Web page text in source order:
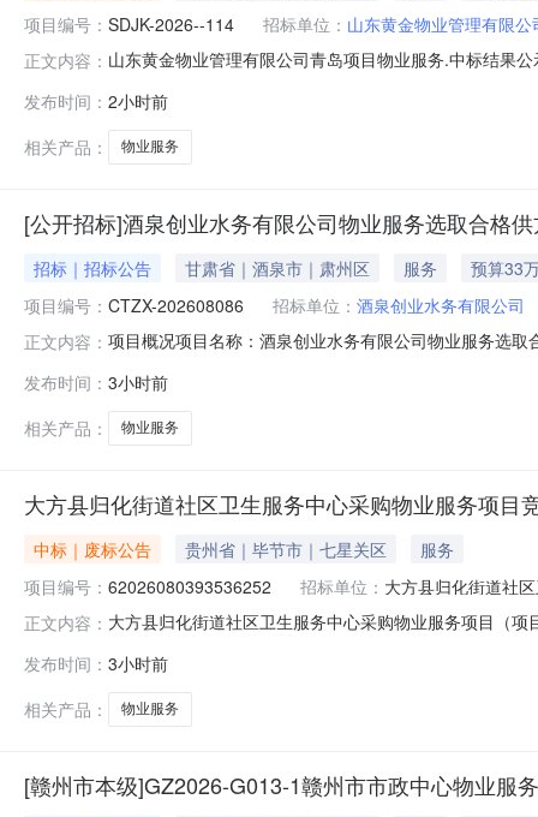
项目编号： SDJK-2026--114 招标单位： 山东黄金物业管理有限公
正文内容： 山东黄金物业管理有限公司青岛项目物业服务.中标结果
标段名称成交金额1睿宇宏森（山东）企业运营管理有限
发布时间： 2小时前
相关产品：
物业服务
[公开招标]酒泉创业水务有限公司物业服务选取合格
招标｜招标公告 甘肃省｜酒泉市｜肃州区 服务
预算33
项目编号： CTZX-202608086 招标单位： 酒泉创业水务有限公司
正文内容： 项目概况项目名称：酒泉创业水务有限公司物业服务选
由项目审批/核准/备案机关批准，项目资金来源为企业自
围：本招标项目划分
发布时间： 3小时前
相关产品：
物业服务
大方县归化街道社区卫生服务中心采购物业服务项目
中标｜废标公告 贵州省｜毕节市｜七星关区
服务
项目编号： 62026080393536252 招标单位： 大方县归化街道社
正文内容： 大方县归化街道社区卫生服务中心采购物业服务项目（
价起止时间：2026-08-0313:12-2026-08-0418:00二、
发布时间： 3小时前
相关产品：
物业服务
[赣州市本级]GZ2026-G013-1赣州市市政中心物业服